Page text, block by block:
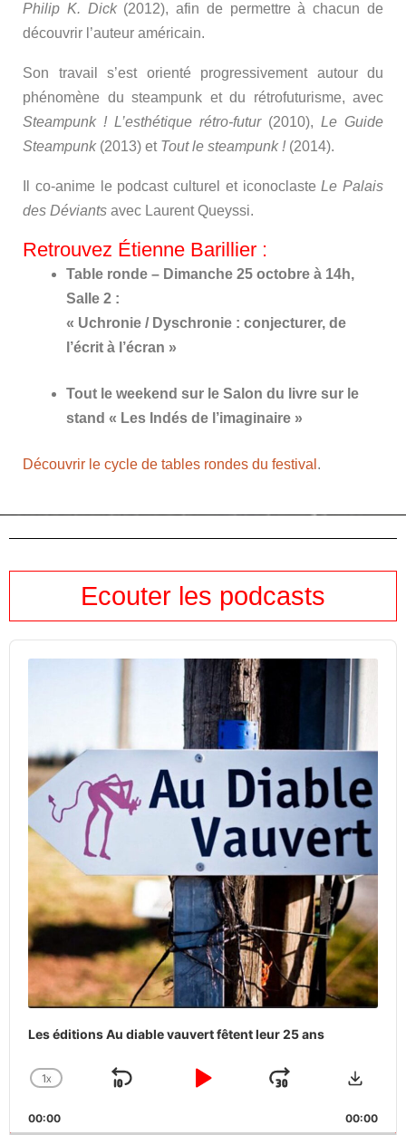
Philip K. Dick(2012), afin de permettre à chacun de
découvrir l’auteur américain.
Son travail s’est orienté progressivement autour du
phénomène du steampunk et du rétrofuturisme, avec
Steampunk ! L’esthétique rétro-futur(2010), Le Guide
Steampunk(2013) et Tout le steampunk !(2014).
Il co-anime le podcast culturel et iconoclasteLe Palais
des Déviants avec Laurent Queyssi.
Retrouvez Étienne Barillier :
Table ronde – Dimanche 25 octobre à 14h,
Salle 2 :
« Uchronie / Dyschronie : conjecturer, de
l’écrit à l’écran »
Tout le weekend sur le Salon du livre sur le
stand « Les Indés de l’imaginaire »
Découvrir le cycle de tables rondes du festival .
Ecouter les podcasts
Audio
Les éditions Au diable vauvert fêtent leur 25 ans
CHANGE
RATE
1X
SKIP
PLAY
JUMP
FORWARD
00:00 00:00